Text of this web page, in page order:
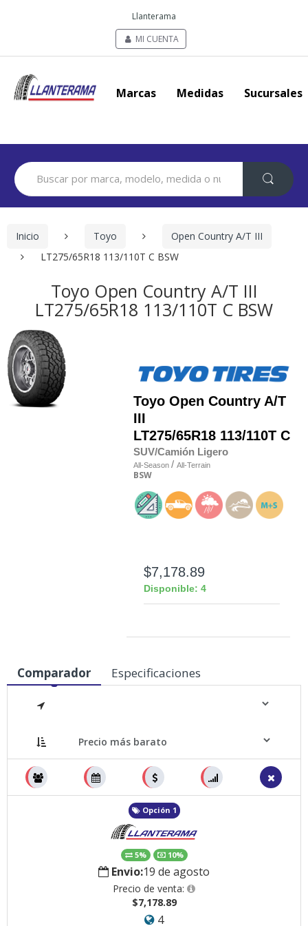
Llanterama
MI CUENTA
Marcas Medidas Sucursales
Search
for:
Inicio Toyo
Open Country A/T III
LT275/65R18 113/110T C BSW
Toyo Open Country A/T III
LT275/65R18 113/110T C BSW
Toyo Open Country A/T
III
LT275/65R18 113/110T C
SUV/Camión Ligero
All-Season / All-Terrain
BSW
$7,178.89
Disponible: 4
Comparador Especificaciones
Opción 1
5% 10%
Envio:19 de agosto
Precio de venta:
$7,178.89
4